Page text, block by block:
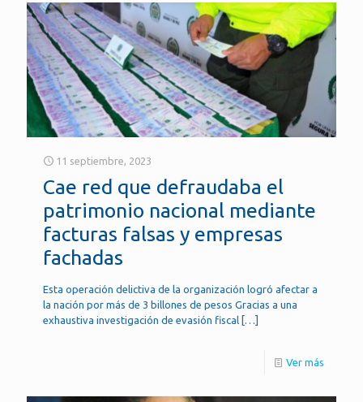
11 septiembre, 2023
Cae red que defraudaba el
patrimonio nacional mediante
facturas falsas y empresas
fachadas
Esta operación delictiva de la organización logró afectar a
la nación por más de 3 billones de pesos Gracias a una
exhaustiva investigación de evasión fiscal […]
Ver más